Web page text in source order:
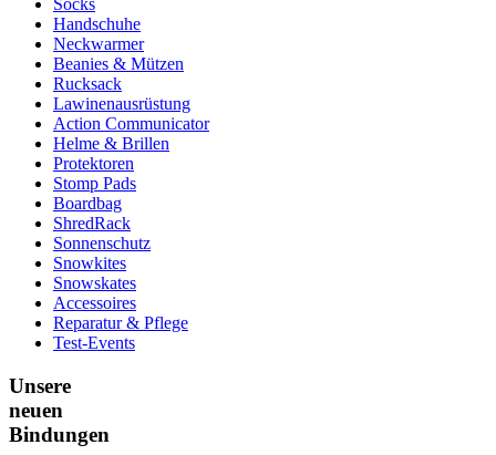
Socks
Handschuhe
Neckwarmer
Beanies & Mützen
Rucksack
Lawinenausrüstung
Action Communicator
Helme & Brillen
Protektoren
Stomp Pads
Boardbag
ShredRack
Sonnenschutz
Snowkites
Snowskates
Accessoires
Reparatur & Pflege
Test-Events
Unsere
neuen
Bindungen